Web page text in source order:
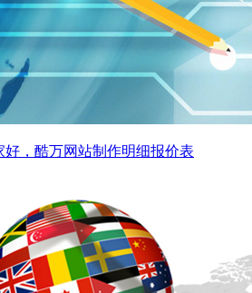
好，酷万网站制作明细报价表